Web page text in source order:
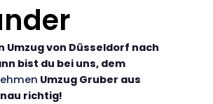
Umzug von Düsseldorf nach
bist du bei uns, dem
Umzug Gruber aus
richtig!